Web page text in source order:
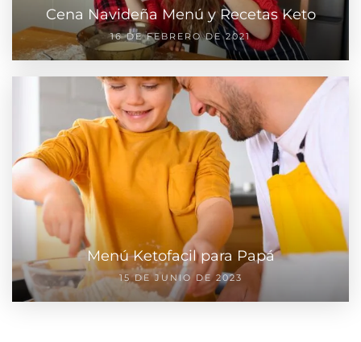
Cena Navideña Menú y Recetas Keto
16 DE FEBRERO DE 2021
Menú Ketofacil para Papá
15 DE JUNIO DE 2023